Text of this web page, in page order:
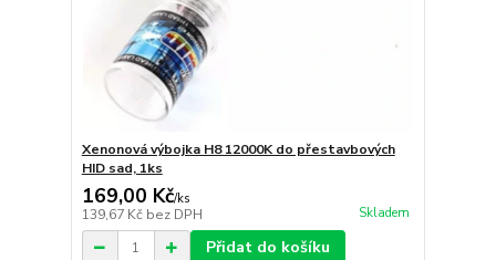
Xenonová výbojka H8 12000K do přestavbových
HID sad, 1ks
169,00 Kč/ks
139,67 Kč bez DPH Skladem
Přidat do košíku